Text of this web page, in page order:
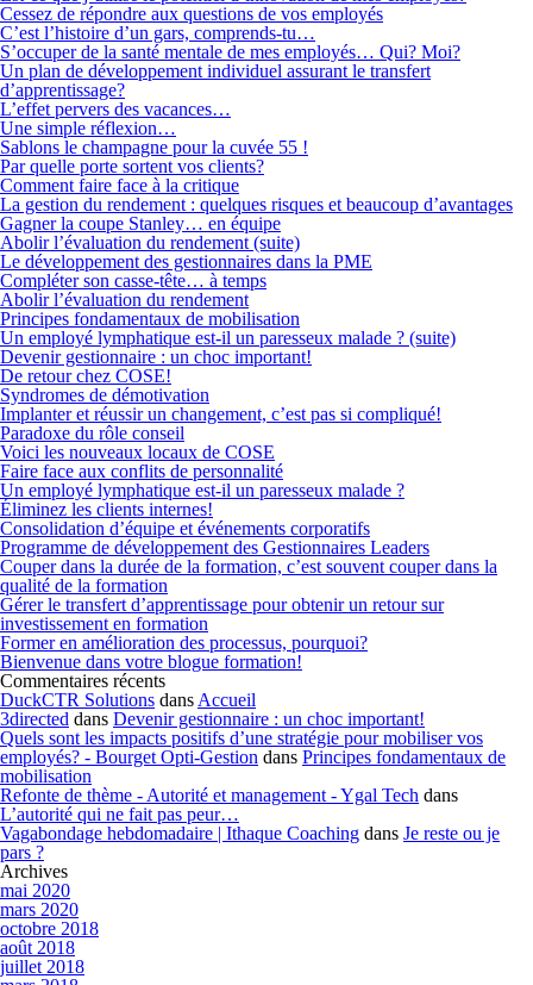
Cessez de répondre aux questions de vos employés
C’est l’histoire d’un gars, comprends-tu…
S’occuper de la santé mentale de mes employés… Qui? Moi?
Un plan de développement individuel assurant le transfert
d’apprentissage?
L’effet pervers des vacances…
Une simple réflexion…
Sablons le champagne pour la cuvée 55 !
Par quelle porte sortent vos clients?
Comment faire face à la critique
La gestion du rendement : quelques risques et beaucoup d’avantages
Gagner la coupe Stanley… en équipe
Abolir l’évaluation du rendement (suite)
Le développement des gestionnaires dans la PME
Compléter son casse-tête… à temps
Abolir l’évaluation du rendement
Principes fondamentaux de mobilisation
Un employé lymphatique est-il un paresseux malade ? (suite)
Devenir gestionnaire : un choc important!
De retour chez COSE!
Syndromes de démotivation
Implanter et réussir un changement, c’est pas si compliqué!
Paradoxe du rôle conseil
Voici les nouveaux locaux de COSE
Faire face aux conflits de personnalité
Un employé lymphatique est-il un paresseux malade ?
Éliminez les clients internes!
Consolidation d’équipe et événements corporatifs
Programme de développement des Gestionnaires Leaders
Couper dans la durée de la formation, c’est souvent couper dans la
qualité de la formation
Gérer le transfert d’apprentissage pour obtenir un retour sur
investissement en formation
Former en amélioration des processus, pourquoi?
Bienvenue dans votre blogue formation!
Commentaires récents
DuckCTR Solutions dans Accueil
3directed dans Devenir gestionnaire : un choc important!
Quels sont les impacts positifs d’une stratégie pour mobiliser vos
employés? - Bourget Opti-Gestion dans Principes fondamentaux de
mobilisation
Refonte de thème - Autorité et management - Ygal Tech dans
L’autorité qui ne fait pas peur…
Vagabondage hebdomadaire | Ithaque Coaching dans Je reste ou je
pars ?
Archives
mai 2020
mars 2020
octobre 2018
août 2018
juillet 2018